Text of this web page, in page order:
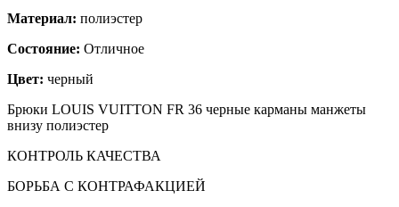
Материал: полиэстер
Состояние: Отличное
Цвет: черный
Брюки LOUIS VUITTON FR 36 черные карманы манжеты
внизу полиэстер
КОНТРОЛЬ КАЧЕСТВА
БОРЬБА С КОНТРАФАКЦИЕЙ